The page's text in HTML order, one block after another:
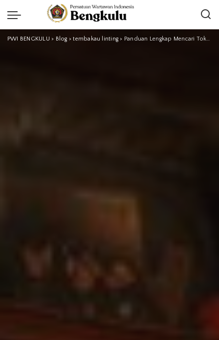
PWI BENGKULU > Blog >tembakau linting > Panduan Lengkap Mencari Toko Tembakau Terdekat yang Tepat dan Berkualitas